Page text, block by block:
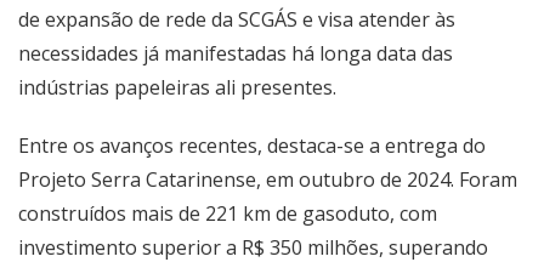
de expansão de rede da SCGÁS e visa atender às
necessidades já manifestadas há longa data das
indústrias papeleiras ali presentes.
Entre os avanços recentes, destaca-se a entrega do
Projeto Serra Catarinense, em outubro de 2024. Foram
construídos mais de 221 km de gasoduto, com
investimento superior a R$ 350 milhões, superando